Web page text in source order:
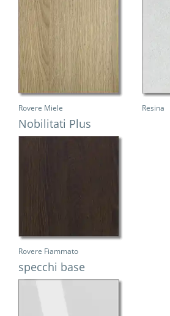
Rovere Miele Resina
Nobilitati Plus
Rovere Fiammato
specchi base